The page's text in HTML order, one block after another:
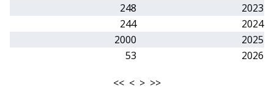
2023
248
2024
244
2025
2000
2026
53
<<
<
>
>>